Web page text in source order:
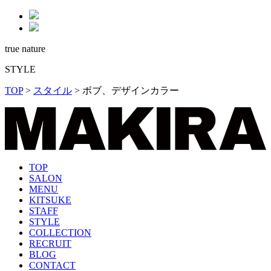
true nature
STYLE
TOP> スタイル > ボブ、デザインカラー
TOP
SALON
MENU
KITSUKE
STAFF
STYLE
COLLECTION
RECRUIT
BLOG
CONTACT